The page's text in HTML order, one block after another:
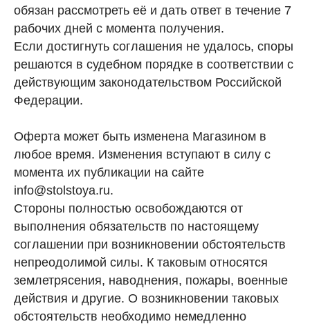
обязан рассмотреть её и дать ответ в течение 7
рабочих дней с момента получения.
Если достигнуть соглашения не удалось, споры
решаются в судебном порядке в соответствии с
действующим законодательством Российской
Федерации.
Оферта может быть изменена Магазином в
любое время. Изменения вступают в силу с
момента их публикации на сайте
info@stolstoya.ru.
Стороны полностью освобождаются от
выполнения обязательств по настоящему
соглашении при возникновении обстоятельств
непреодолимой силы. К таковым относятся
землетрясения, наводнения, пожары, военные
действия и другие. О возникновении таковых
обстоятельств необходимо немедленно